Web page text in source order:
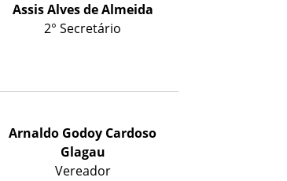
Assis Alves de Almeida
2° Secretário
Arnaldo Godoy Cardoso
Glagau
Vereador